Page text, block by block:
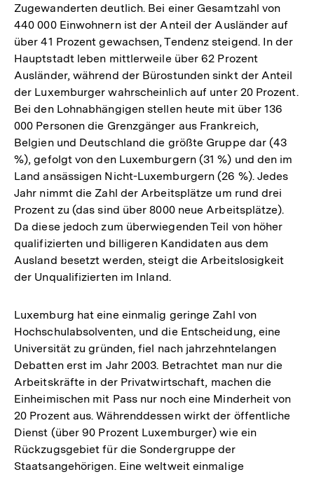
Zugewanderten deutlich. Bei einer Gesamtzahl von
440 000 Einwohnern ist der Anteil der Ausländer auf
über 41 Prozent gewachsen, Tendenz steigend. In der
Hauptstadt leben mittlerweile über 62 Prozent
Ausländer, während der Bürostunden sinkt der Anteil
der Luxemburger wahrscheinlich auf unter 20 Prozent.
Bei den Lohnabhängigen stellen heute mit über 136
000 Personen die Grenzgänger aus Frankreich,
Belgien und Deutschland die größte Gruppe dar (43
%), gefolgt von den Luxemburgern (31 %) und den im
Land ansässigen Nicht-Luxemburgern (26 %). Jedes
Jahr nimmt die Zahl der Arbeitsplätze um rund drei
Prozent zu (das sind über 8000 neue Arbeitsplätze).
Da diese jedoch zum überwiegenden Teil von höher
qualifizierten und billigeren Kandidaten aus dem
Ausland besetzt werden, steigt die Arbeitslosigkeit
der Unqualifizierten im Inland.
Luxemburg hat eine einmalig geringe Zahl von
Hochschulabsolventen, und die Entscheidung, eine
Universität zu gründen, fiel nach jahrzehntelangen
Debatten erst im Jahr 2003. Betrachtet man nur die
Arbeitskräfte in der Privatwirtschaft, machen die
Einheimischen mit Pass nur noch eine Minderheit von
20 Prozent aus. Währenddessen wirkt der öffentliche
Dienst (über 90 Prozent Luxemburger) wie ein
Rückzugsgebiet für die Sondergruppe der
Staatsangehörigen. Eine weltweit einmalige